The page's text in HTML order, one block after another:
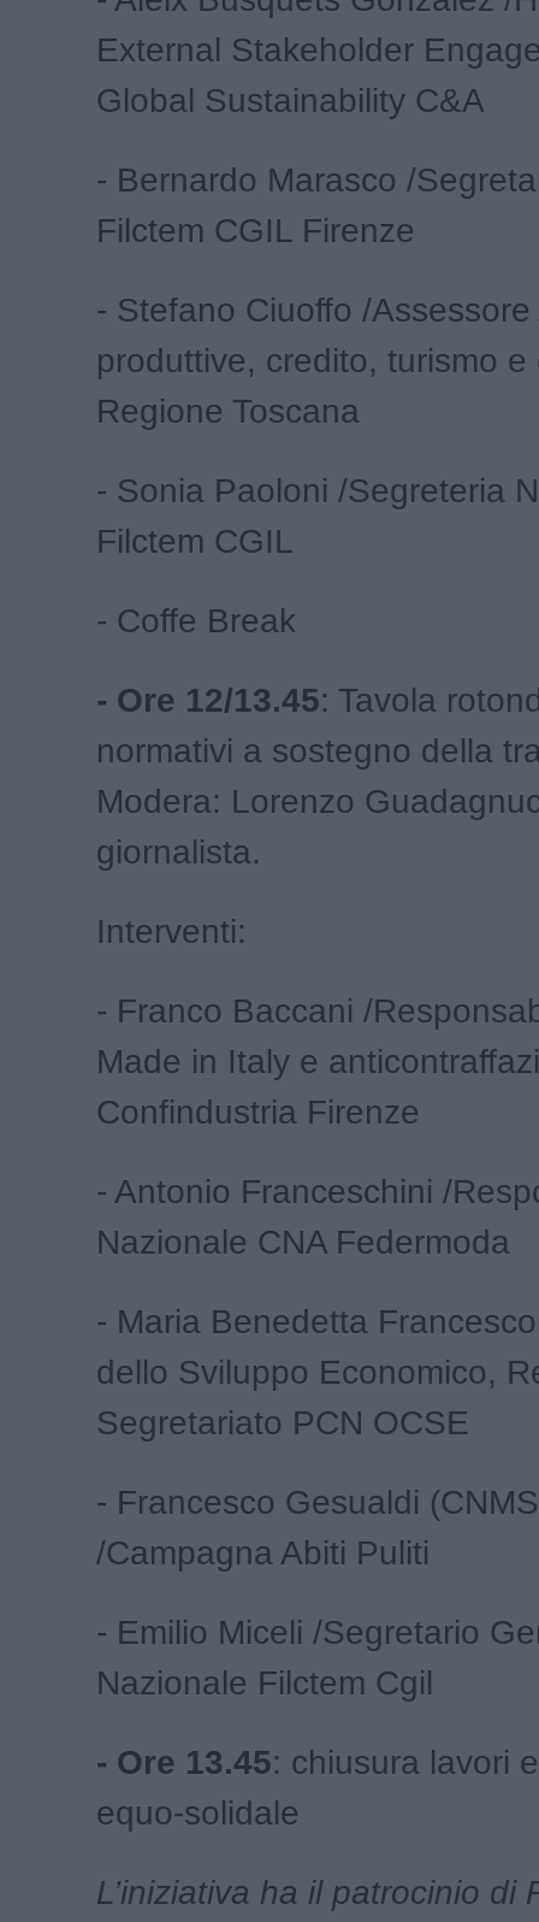
External Stakeholder
Global Sustainability C&A
- Bernardo Marasco /
Filctem CGIL Firenze
- Stefano Ciuoffo /Assessore
produttive, credito, turismo e
Regione Toscana
- Sonia Paoloni /Segreteria
Filctem CGIL
- Coffe Break
- Ore 12/13.45: Tavola
normativi a sostegno della
Modera: Lorenzo
giornalista.
Interventi:
- Franco Baccani /
Made in Italy e
Confindustria Firenze
- Antonio Franceschini /
Nazionale CNA Federmoda
- Maria Benedetta
dello Sviluppo Economico,
Segretariato PCN OCSE
- Francesco Gesualdi
/Campagna Abiti Puliti
- Emilio Miceli /Segretario
Nazionale Filctem Cgil
- Ore 13.45: chiusura lavori
equo-solidale
L’iniziativa ha il patrocinio di